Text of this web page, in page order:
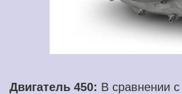
Двигатель 450: В сравнении